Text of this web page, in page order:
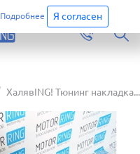
Перейти
ХалявING! Тюнинг накладка...
Подробнее Я согласен